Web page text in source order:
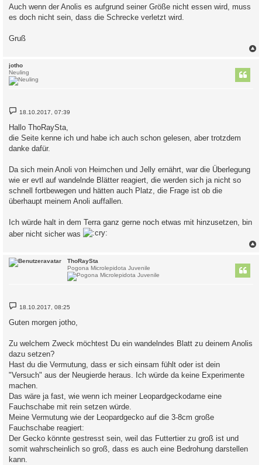
Auch wenn der Anolis es aufgrund seiner Größe nicht essen wird, muss
es doch nicht sein, dass die Schrecke verletzt wird.
Gruß
jotho
Neuling
B
e
i
t
r
g
18.10.2017, 07:39
Hallo ThoRaySta,
die Seite kenne ich und habe ich auch schon gelesen, aber trotzdem
danke dafür.
Da sich mein Anoli von Heimchen und Jelly ernährt, war die Überlegung
wie er evtl auf wandelnde Blätter reagiert, die werden sich ja nicht so
schnell fortbewegen und hätten auch Platz, die Frage ist ob die
überhaupt meinem Anoli auffallen.
Ich würde halt in dem Terra ganz gerne noch etwas mit hinzusetzen, bin
aber nicht sicher was
ThoRaySta
Pogona Microlepidota Juvenile
B
e
t
g
18.10.2017, 08:25
Guten morgen jotho,
Zu welchem Zweck möchtest Du ein wandelndes Blatt zu deinem Anolis
dazu setzen?
Hast du die Vermutung, dass er sich einsam fühlt oder ist dein
"Versuch" aus der Neugierde heraus. Ich würde da keine Experimente
machen.
Das wäre ja fast, wie wenn ich meiner Leopardgeckodame eine
Fauchschabe mit rein setzen würde.
Meine Vermutung wie der Leopardgecko auf die 3-8cm große
Fauchschabe reagiert:
Der Gecko könnte gestresst sein, weil das Futtertier zu groß ist und
somit wahrscheinlich so groß, dass es auch eine Bedrohung darstellen
kann.